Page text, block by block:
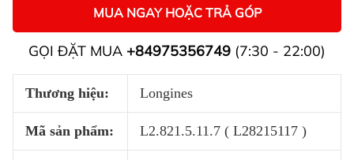
MUA NGAY HOẶC TRẢ GÓP
GỌI ĐẶT MUA +84975356749 (7:30 - 22:00)
Thương hiệu: Longines
Mã sản phẩm: L2.821.5.11.7 ( L28215117 )